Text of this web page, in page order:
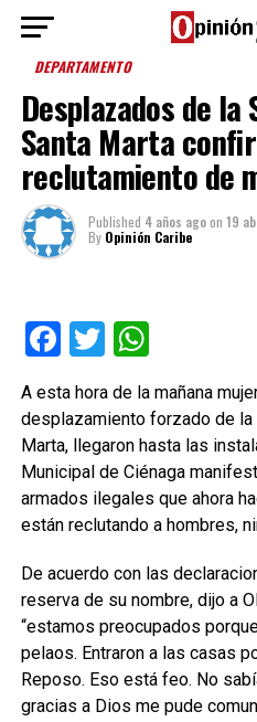
DEPARTAMENTO
Desplazados de la
Santa Marta
reclutamiento de
Published 4 años agoon 19
By Opinión Caribe
Facebook
Twitter
A esta hora de la mañana
desplazamiento forzado de la
Marta, llegaron hasta las
Municipal de Ciénaga
armados ilegales que ahora
están reclutando a hombres,
De acuerdo con las
reserva de su nombre, dijo a
“estamos preocupados
pelaos. Entraron a las casas
Reposo. Eso está feo. No
gracias a Dios me pude